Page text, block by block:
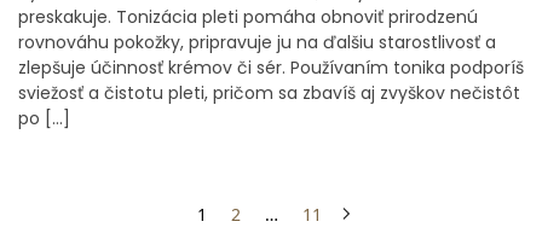
preskakuje. Tonizácia pleti pomáha obnoviť prirodzenú
rovnováhu pokožky, pripravuje ju na ďalšiu starostlivosť a
zlepšuje účinnosť krémov či sér. Používaním tonika podporíš
sviežosť a čistotu pleti, pričom sa zbavíš aj zvyškov nečistôt
po […]
1 2 … 11